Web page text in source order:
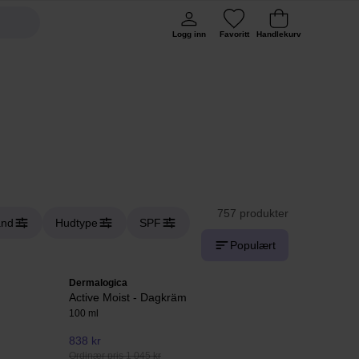
Logg inn Favoritt Handlekurv
Hudtype SPF
757 produkter
Populært
Dermalogica
Active Moist - Dagkräm
100 ml
838 kr
Ordinær pris 1 045 kr